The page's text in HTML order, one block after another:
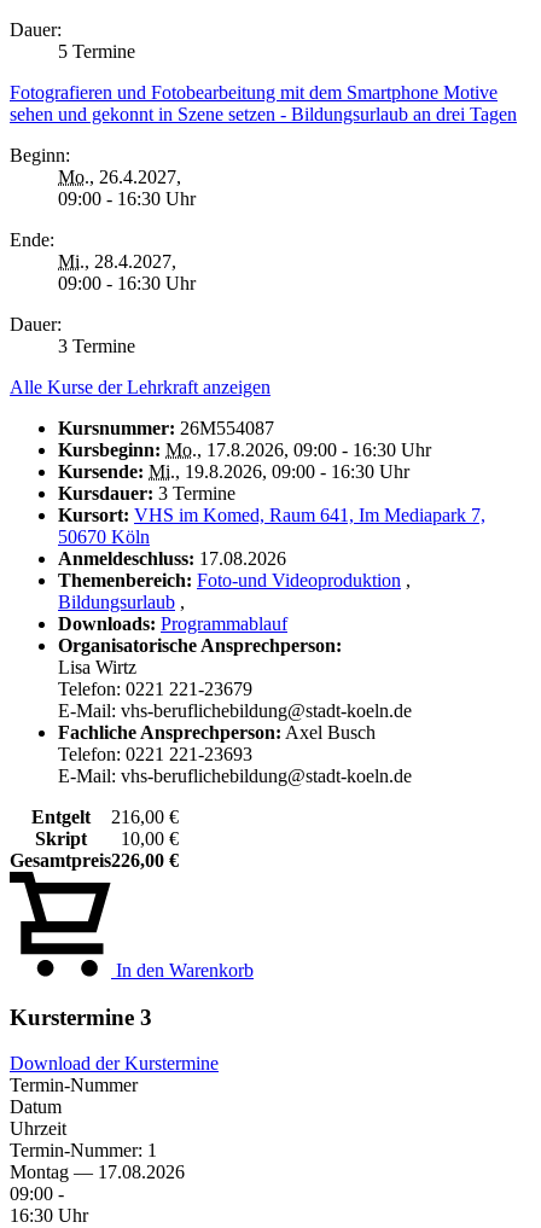
Dauer:
5 Termine
Fotografieren und Fotobearbeitung mit dem Smartphone Motive
sehen und gekonnt in Szene setzen - Bildungsurlaub an drei Tagen
Beginn:
Mo., 26.4.2027,
09:00 - 16:30 Uhr
Ende:
Mi., 28.4.2027,
09:00 - 16:30 Uhr
Dauer:
3 Termine
Alle Kurse der Lehrkraft anzeigen
Kursnummer: 26M554087
Kursbeginn: Mo., 17.8.2026, 09:00 - 16:30 Uhr
Kursende: Mi., 19.8.2026, 09:00 - 16:30 Uhr
Kursdauer: 3 Termine
Kursort: VHS im Komed, Raum 641, Im Mediapark 7,
50670 Köln
Anmeldeschluss: 17.08.2026
Themenbereich: Foto-und Videoproduktion ,
Bildungsurlaub ,
Downloads: Programmablauf
Organisatorische Ansprechperson:
Lisa Wirtz
Telefon: 0221 221-23679
E-Mail: vhs-beruflichebildung@stadt-koeln.de
Fachliche Ansprechperson: Axel Busch
Telefon: 0221 221-23693
E-Mail: vhs-beruflichebildung@stadt-koeln.de
Entgelt
216,00 €
Skript
10,00 €
Gesamtpreis226,00 €
In den Warenkorb
Kurstermine 3
Download der Kurstermine
Termin-Nummer
Datum
Uhrzeit
Termin-Nummer: 1
Montag — 17.08.2026
09:00 -
16:30 Uhr